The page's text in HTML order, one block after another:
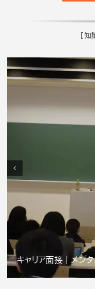
[知
キャリア面接｜感情